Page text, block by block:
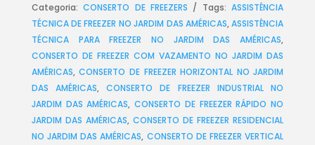
Categoria:CONSERTO DE FREEZERS Tags:ASSISTÊNCIA
TÉCNICA DE FREEZER NO JARDIM DAS AMÉRICAS,ASSISTÊNCIA
TÉCNICA PARA FREEZER NO JARDIM DAS AMÉRICAS,
CONSERTO DE FREEZER COM VAZAMENTO NO JARDIM DAS
AMÉRICAS,CONSERTO DE FREEZER HORIZONTAL NO JARDIM
DAS AMÉRICAS,CONSERTO DE FREEZER INDUSTRIAL NO
JARDIM DAS AMÉRICAS,CONSERTO DE FREEZER RÁPIDO NO
JARDIM DAS AMÉRICAS,CONSERTO DE FREEZER RESIDENCIAL
NO JARDIM DAS AMÉRICAS, CONSERTO DE FREEZER VERTICAL